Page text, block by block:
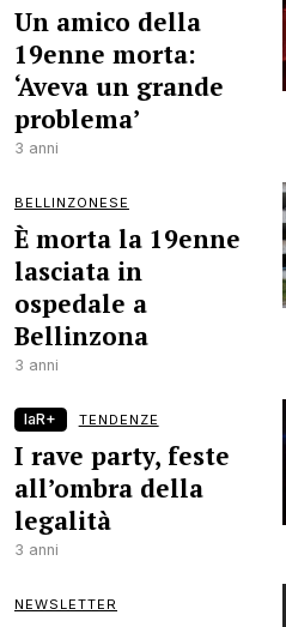
Un amico della
19enne morta:
‘Aveva un grande
problema’
3 anni
BELLINZONESE
È morta la 19enne
lasciata in
ospedale a
Bellinzona
3 anni
laR+ TENDENZE
I rave party, feste
all’ombra della
legalità
3 anni
NEWSLETTER